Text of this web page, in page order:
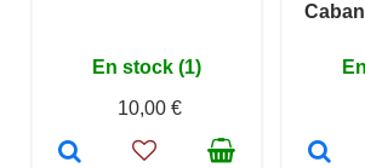
En stock (1)
10,00 €